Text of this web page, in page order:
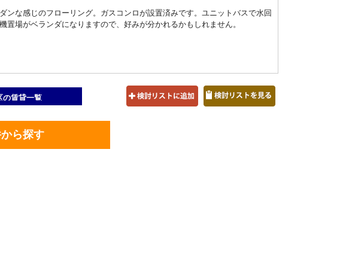
ンな感じのフローリング。ガスコンロが設置済みです。ユニットバスで水回
場がベランダになりますので、好みが分かれるかもしれません。
の賃貸一覧
ら探す